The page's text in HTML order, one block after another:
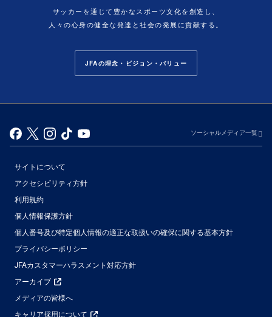
サッカーを通じて豊かなスポーツ文化を創造し、
人々の心身の健全な発達と社会の発展に貢献する。
JFAの理念・ビジョン・バリュー
ソーシャルメディア一覧
サイトについて
アクセシビリティ方針
利用規約
個人情報保護方針
個人番号及び特定個人情報の適正な取扱いの確保に関する基本方針
プライバシーポリシー
JFAカスタマーハラスメント対応方針
アーカイブ
メディアの皆様へ
キャリア採用について